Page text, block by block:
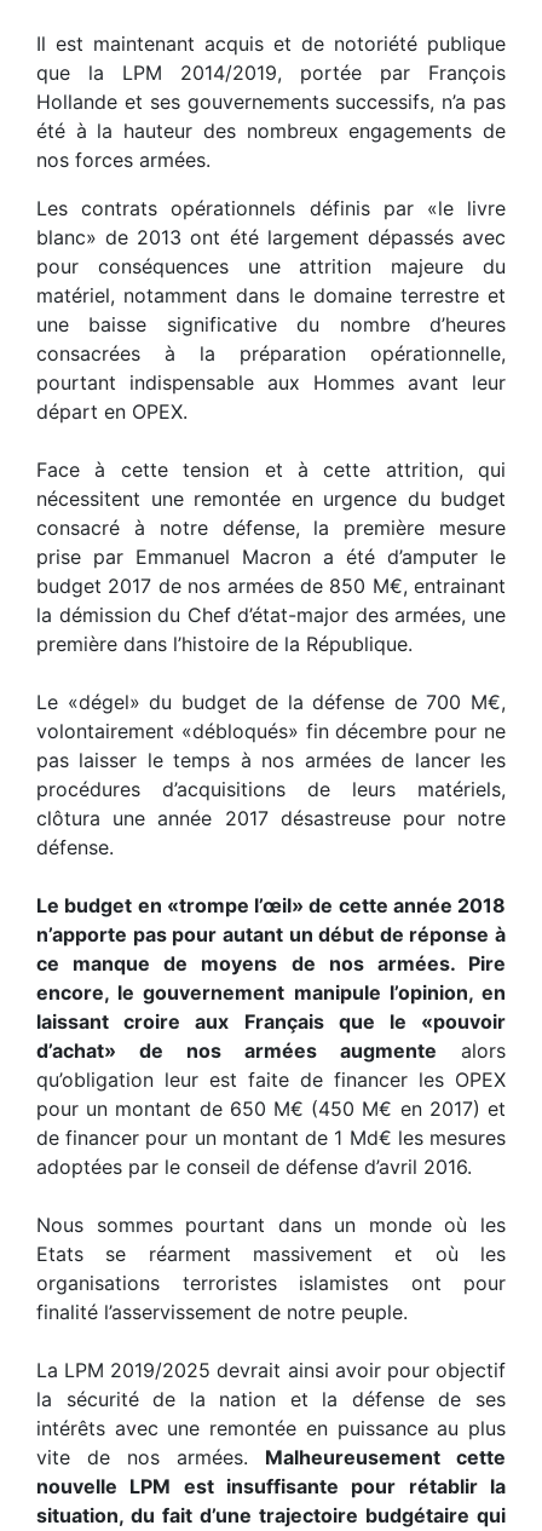
Il est maintenant acquis et de notoriété publique
que la LPM 2014/2019, portée par François
Hollande et ses gouvernements successifs, n’a pas
été à la hauteur des nombreux engagements de
nos forces armées.
Les contrats opérationnels définis par «le livre
blanc» de 2013 ont été largement dépassés avec
pour conséquences une attrition majeure du
matériel, notamment dans le domaine terrestre et
une baisse significative du nombre d’heures
consacrées à la préparation opérationnelle,
pourtant indispensable aux Hommes avant leur
départ en OPEX.
Face à cette tension et à cette attrition, qui
nécessitent une remontée en urgence du budget
consacré à notre défense, la première mesure
prise par Emmanuel Macron a été d’amputer le
budget 2017 de nos armées de 850 M€, entrainant
la démission du Chef d’état-major des armées, une
première dans l’histoire de la République.
Le «dégel» du budget de la défense de 700 M€,
volontairement «débloqués» fin décembre pour ne
pas laisser le temps à nos armées de lancer les
procédures d’acquisitions de leurs matériels,
clôtura une année 2017 désastreuse pour notre
défense.
Le budget en «trompe l’œil» de cette année 2018
n’apporte pas pour autant un début de réponse à
ce manque de moyens de nos armées. Pire
encore, le gouvernement manipule l’opinion, en
laissant croire aux Français que le «pouvoir
d’achat» de nos armées augmente alors
qu’obligation leur est faite de financer les OPEX
pour un montant de 650 M€ (450 M€ en 2017) et
de financer pour un montant de 1 Md€ les mesures
adoptées par le conseil de défense d’avril 2016.
Nous sommes pourtant dans un monde où les
Etats se réarment massivement et où les
organisations terroristes islamistes ont pour
finalité l’asservissement de notre peuple.
La LPM 2019/2025 devrait ainsi avoir pour objectif
la sécurité de la nation et la défense de ses
intérêts avec une remontée en puissance au plus
vite de nos armées. Malheureusement cette
nouvelle LPM est insuffisante pour rétablir la
situation, du fait d’une trajectoire budgétaire qui